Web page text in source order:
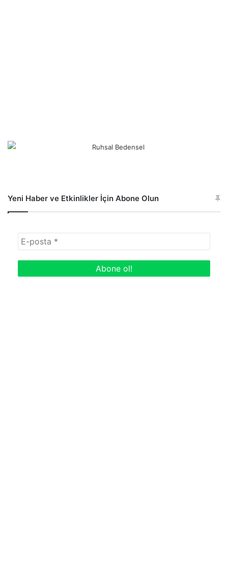
Yeni Haber ve Etkinlikler İçin Abone Olun